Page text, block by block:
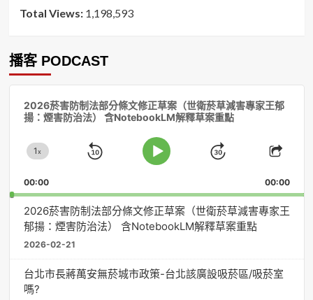
Total Views: 1,198,593
播客 PODCAST
2026菸害防制法部分條文修正草案（世衛菸草減害專家王郁
揚：煙害防治法） 含NotebookLM解釋草案重點
Change
Rate
1x
Skip
Play
Jump
Forward
Share
00:00 00:00
2026菸害防制法部分條文修正草案（世衛菸草減害專家王
郁揚：煙害防治法） 含NotebookLM解釋草案重點
2026-02-21
台北市長蔣萬安無菸城市政策-台北該廣設吸菸區/吸菸室
嗎?